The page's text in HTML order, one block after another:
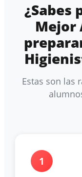
¿Sabes
Mejor
Estas son las
1